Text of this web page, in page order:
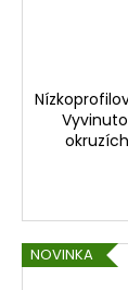
NOVINKA